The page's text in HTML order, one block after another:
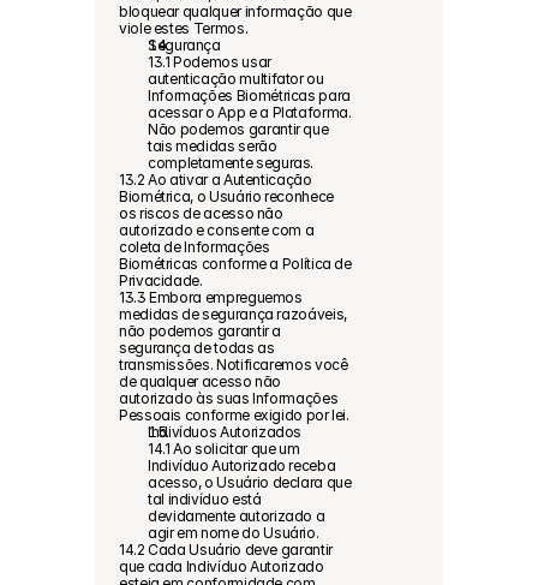
bloquear qualquer informação que
viole estes Termos.
Segurança
13.1 Podemos usar
autenticação multifator ou
Informações Biométricas para
acessar o App e a Plataforma.
Não podemos garantir que
tais medidas serão
completamente seguras.
13.2 Ao ativar a Autenticação
Biométrica, o Usuário reconhece
os riscos de acesso não
autorizado e consente com a
coleta de Informações
Biométricas conforme a Política de
Privacidade.
13.3 Embora empreguemos
medidas de segurança razoáveis,
não podemos garantir a
segurança de todas as
transmissões. Notificaremos você
de qualquer acesso não
autorizado às suas Informações
Pessoais conforme exigido por lei.
Indivíduos Autorizados
14.1 Ao solicitar que um
Indivíduo Autorizado receba
acesso, o Usuário declara que
tal indivíduo está
devidamente autorizado a
agir em nome do Usuário.
14.2 Cada Usuário deve garantir
que cada Indivíduo Autorizado